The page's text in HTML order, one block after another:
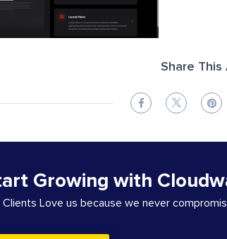
Share This
Growing with
Clients Love us because we never